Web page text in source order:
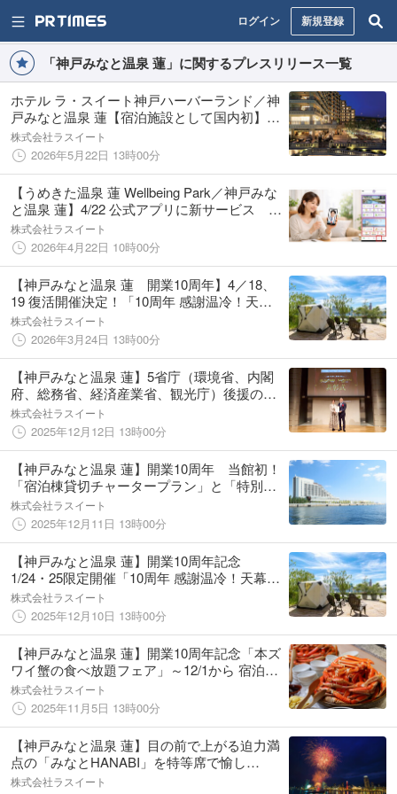
ログイン 新規登録
「神戸みなと温泉 蓮」に関するプレスリリース一覧
ホテル ラ・スイート神戸ハーバーランド／神
戸みなと温泉 蓮【宿泊施設として国内初】訪
日旅行客の「荷物の悩み」を解消 ホテルか
ら海外の自宅へ直接発送できる「YAICHI トラ
ベルアライアンス」に加盟
株式会社ラスイート
2026年5月22日 13時00分
【うめきた温泉 蓮 Wellbeing Park／神戸みな
と温泉 蓮】4/22 公式アプリに新サービス オ
ンラインで温泉療養指示書発行が可能に
株式会社ラスイート
2026年4月22日 10時00分
【神戸みなと温泉 蓮 開業10周年】4／18、
19 復活開催決定！「10周年 感謝温冷！天幕
蒸風呂（感謝御礼！テントサウナ）」
株式会社ラスイート
2026年3月24日 13時00分
【神戸みなと温泉 蓮】5省庁（環境省、内閣
府、総務省、経済産業省、観光庁）後援の
「温泉宿・ホテル総選挙2025」で4年連続全
国1位を獲得
株式会社ラスイート
2025年12月12日 13時00分
【神戸みなと温泉 蓮】開業10周年 当館初！
「宿泊棟貸切チャータープラン」と「特別宿
泊プラン」～感謝を込めた2つの特別プランを
お届けします～
株式会社ラスイート
2025年12月11日 13時00分
【神戸みなと温泉 蓮】開業10周年記念
1/24・25限定開催「10周年 感謝温冷！天幕蒸
風呂（感謝御礼！テントサウナ）」
株式会社ラスイート
2025年12月10日 13時00分
【神戸みなと温泉 蓮】開業10周年記念「本ズ
ワイ蟹の食べ放題フェア」～12/1から 宿泊プ
ラン・日帰りプランで開催～
株式会社ラスイート
2025年11月5日 13時00分
【神戸みなと温泉 蓮】目の前で上がる迫力満
点の「みなとHANABI」を特等席で愉し
む！ 特別花火観賞席＆絶景BBQ＋天然温
株式会社ラスイート